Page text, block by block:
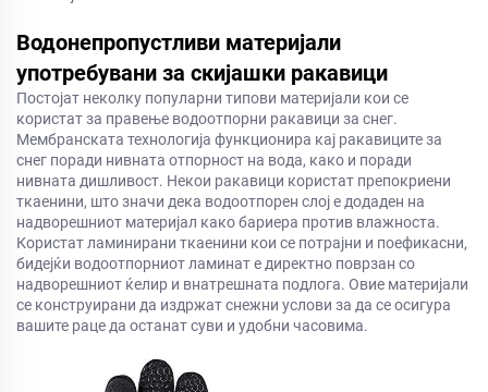
Водонепропустливи материјали
употребувани за скијашки ракавици
Постојат неколку популарни типови материјали кои се
користат за правење водоотпорни ракавици за снег.
Мембранската технологија функционира кај ракавиците за
снег поради нивната отпорност на вода, како и поради
нивната дишливост. Некои ракавици користат препокриени
ткаенини, што значи дека водоотпорен слој е додаден на
надворешниот материјал како бариера против влажноста.
Користат ламинирани ткаенини кои се потрајни и поефикасни,
бидејќи водоотпорниот ламинат е директно поврзан со
надворешниот ќелир и внатрешната подлога. Овие материјали
се конструирани да издржат снежни услови за да се осигура
вашите раце да останат суви и удобни часовима.